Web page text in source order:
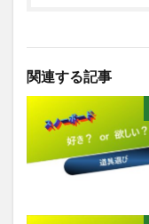
関連する記事